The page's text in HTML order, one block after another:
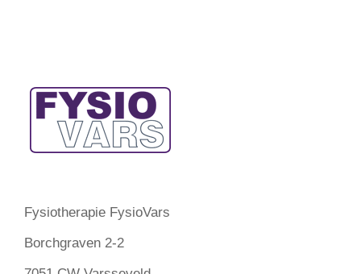
Fysiotherapie FysioVars
Borchgraven 2-2